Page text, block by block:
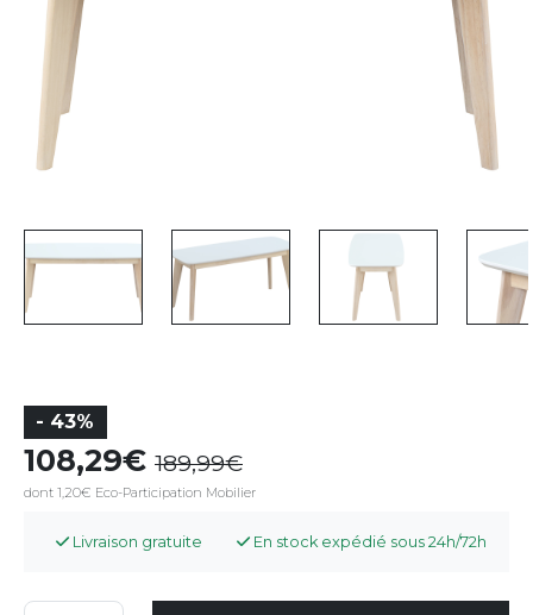
- 43%
108,29 189,99
dont 1,20€ Eco-Participation Mobilier
Livraison gratuite En stock expédié sous 24h/72h